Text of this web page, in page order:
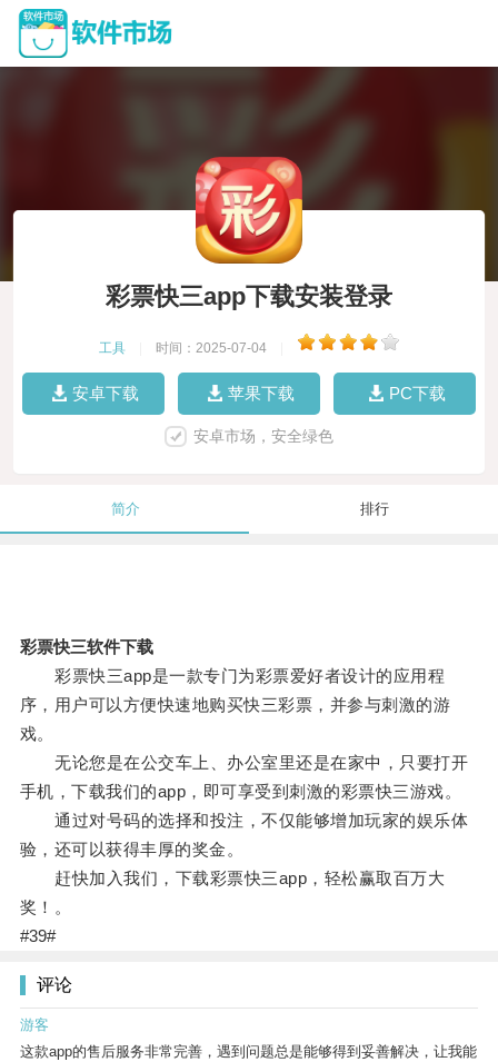
彩票快三app下载安装登录
工具 时间：2025-07-04
安卓下载 苹果下载 PC下载
安卓市场，安全绿色
简介 排行
彩票快三软件下载
彩票快三app是一款专门为彩票爱好者设计的应用程
序，用户可以方便快速地购买快三彩票，并参与刺激的游
戏。
无论您是在公交车上、办公室里还是在家中，只要打开
手机，下载我们的app，即可享受到刺激的彩票快三游戏。
通过对号码的选择和投注，不仅能够增加玩家的娱乐体
验，还可以获得丰厚的奖金。
赶快加入我们，下载彩票快三app，轻松赢取百万大
奖！。
#39#
评论
游客
这款app的售后服务非常完善，遇到问题总是能够得到妥善解决，让我能